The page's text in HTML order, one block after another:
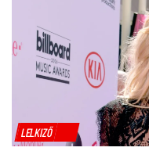
LELKIZŐ